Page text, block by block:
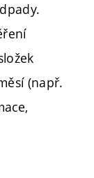
(např.